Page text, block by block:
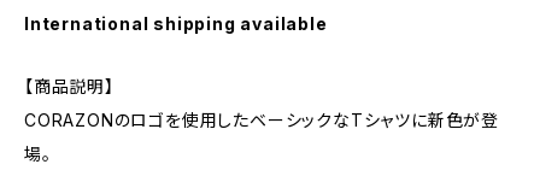
International shipping available
【商品説明】
CORAZONのロゴを使用したベーシックなTシャツに新色が登
場。